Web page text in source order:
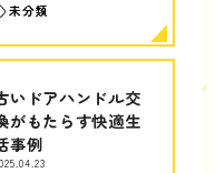
未分類
いドアハンドル交
がもたらす快適生
事例